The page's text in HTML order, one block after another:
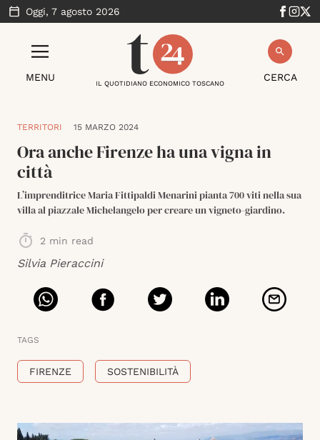
Oggi, 7 agosto 2026
MENU CERCA
IL QUOTIDIANO ECONOMICO TOSCANO
TERRITORI 15 MARZO 2024
Ora anche Firenze ha una vigna in
città
L’imprenditrice Maria Fittipaldi Menarini pianta 700 viti nella sua
villa al piazzale Michelangelo per creare un vigneto-giardino.
2 min read
Silvia Pieraccini
TAGS
FIRENZE SOSTENIBILITÀ